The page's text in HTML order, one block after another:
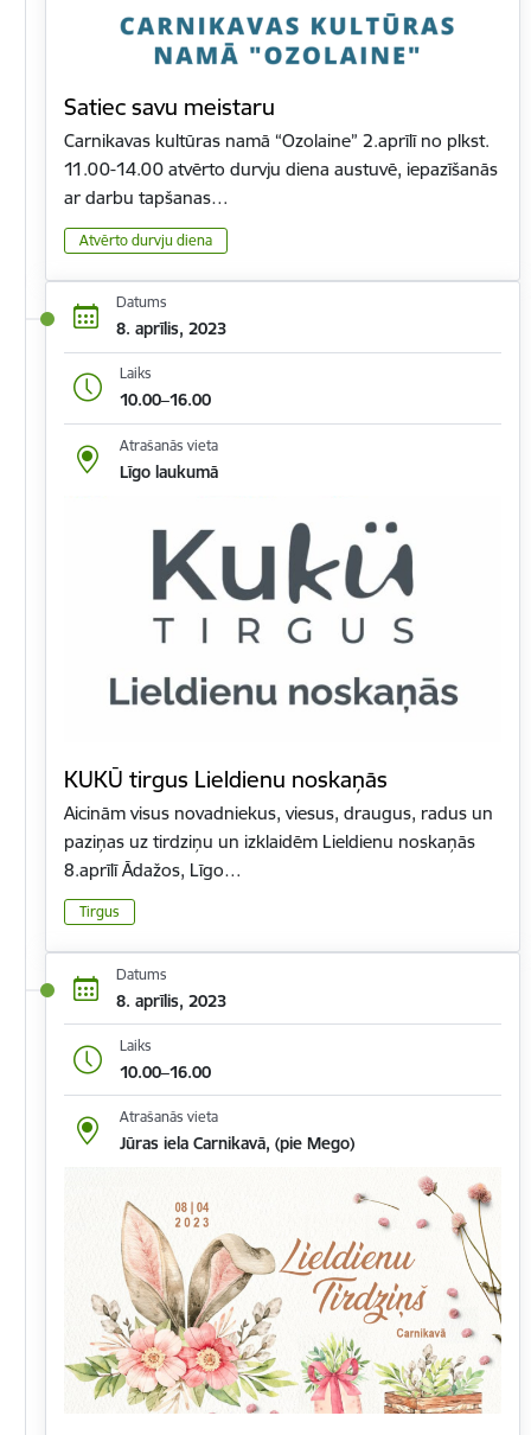
Satiec savu meistaru
Carnikavas kultūras namā “Ozolaine” 2.aprīlī no plkst.
11.00-14.00 atvērto durvju diena austuvē, iepazīšanās
ar darbu tapšanas…
Atvērto durvju diena
Datums
8. aprīlis, 2023
Laiks
10.00–16.00
Atrašanās vieta
Līgo laukumā
KUKŪ tirgus Lieldienu noskaņās
Aicinām visus novadniekus, viesus, draugus, radus un
paziņas uz tirdziņu un izklaidēm Lieldienu noskaņās
8.aprīlī Ādažos, Līgo…
Tirgus
Datums
8. aprīlis, 2023
Laiks
10.00–16.00
Atrašanās vieta
Jūras iela Carnikavā, (pie Mego)